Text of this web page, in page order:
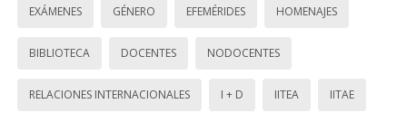
EXÁMENES GÉNERO EFEMÉRIDES HOMENAJES
BIBLIOTECA DOCENTES NODOCENTES
RELACIONES INTERNACIONALES I + D IITEA IITAE